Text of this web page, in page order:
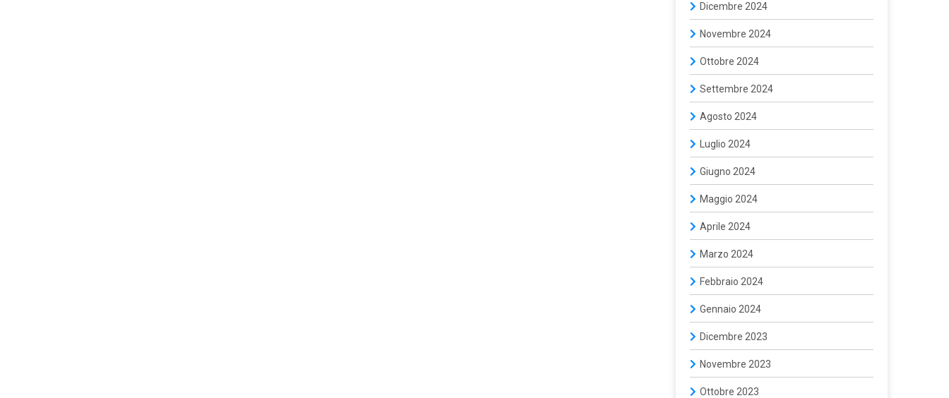
Dicembre 2024
Novembre 2024
Ottobre 2024
Settembre 2024
Agosto 2024
Luglio 2024
Giugno 2024
Maggio 2024
Aprile 2024
Marzo 2024
Febbraio 2024
Gennaio 2024
Dicembre 2023
Novembre 2023
Ottobre 2023